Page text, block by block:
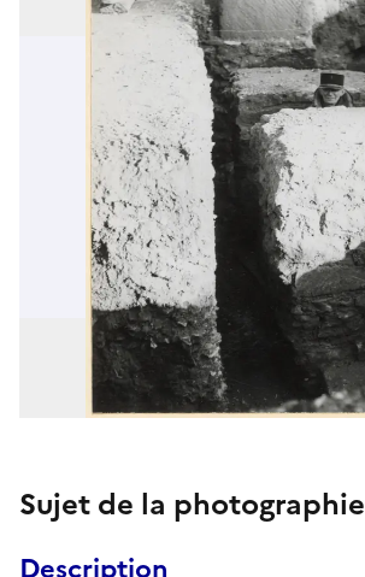
Sujet de la photographie
Description